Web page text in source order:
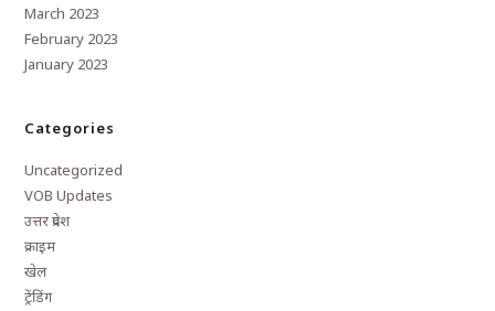
March 2023
February 2023
January 2023
Categories
Uncategorized
VOB Updates
उत्तर प्रदेश
क्राइम
खेल
ट्रेंडिंग